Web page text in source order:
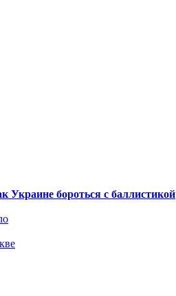
Украине бороться с баллистикой